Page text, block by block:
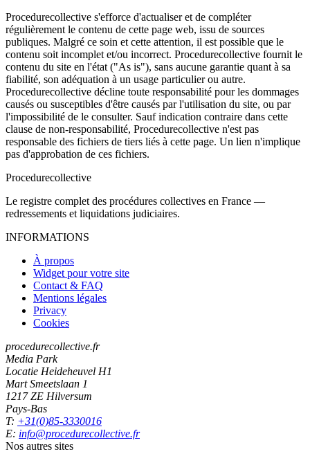
Procedurecollective s'efforce d'actualiser et de compléter
régulièrement le contenu de cette page web, issu de sources
publiques. Malgré ce soin et cette attention, il est possible que le
contenu soit incomplet et/ou incorrect. Procedurecollective fournit le
contenu du site en l'état ("As is"), sans aucune garantie quant à sa
fiabilité, son adéquation à un usage particulier ou autre.
Procedurecollective décline toute responsabilité pour les dommages
causés ou susceptibles d'être causés par l'utilisation du site, ou par
l'impossibilité de le consulter. Sauf indication contraire dans cette
clause de non-responsabilité, Procedurecollective n'est pas
responsable des fichiers de tiers liés à cette page. Un lien n'implique
pas d'approbation de ces fichiers.
Procedurecollective
Le registre complet des procédures collectives en France —
redressements et liquidations judiciaires.
INFORMATIONS
À propos
Widget pour votre site
Contact & FAQ
Mentions légales
Privacy
Cookies
procedurecollective.fr
Media Park
Locatie Heideheuvel H1
Mart Smeetslaan 1
1217 ZE Hilversum
Pays-Bas
T: +31(0)85-3330016
E: info@procedurecollective.fr
Nos autres sites